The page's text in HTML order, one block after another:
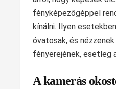
fényképezőgéppel
kínálni. Ilyen
óvatosak, és
fényerejének, esetleg
A kamerás